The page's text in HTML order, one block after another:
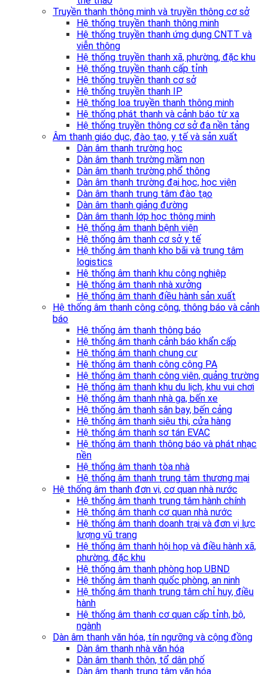
Truyền thanh thông minh và truyền thông cơ sở
Hệ thống truyền thanh thông minh
Hệ thống truyền thanh ứng dụng CNTT và
viễn thông
Hệ thống truyền thanh xã, phường, đặc khu
Hệ thống truyền thanh cấp tỉnh
Hệ thống truyền thanh cơ sở
Hệ thống truyền thanh IP
Hệ thống loa truyền thanh thông minh
Hệ thống phát thanh và cảnh báo từ xa
Hệ thống truyền thông cơ sở đa nền tảng
Âm thanh giáo dục, đào tạo, y tế và sản xuất
Dàn âm thanh trường học
Dàn âm thanh trường mầm non
Dàn âm thanh trường phổ thông
Dàn âm thanh trường đại học, học viện
Dàn âm thanh trung tâm đào tạo
Dàn âm thanh giảng đường
Dàn âm thanh lớp học thông minh
Hệ thống âm thanh bệnh viện
Hệ thống âm thanh cơ sở y tế
Hệ thống âm thanh kho bãi và trung tâm
logistics
Hệ thống âm thanh khu công nghiệp
Hệ thống âm thanh nhà xưởng
Hệ thống âm thanh điều hành sản xuất
Hệ thống âm thanh công cộng, thông báo và cảnh
báo
Hệ thống âm thanh thông báo
Hệ thống âm thanh cảnh báo khẩn cấp
Hệ thống âm thanh chung cư
Hệ thống âm thanh công cộng PA
Hệ thống âm thanh công viên, quảng trường
Hệ thống âm thanh khu du lịch, khu vui chơi
Hệ thống âm thanh nhà ga, bến xe
Hệ thống âm thanh sân bay, bến cảng
Hệ thống âm thanh siêu thị, cửa hàng
Hệ thống âm thanh sơ tán EVAC
Hệ thống âm thanh thông báo và phát nhạc
nền
Hệ thống âm thanh tòa nhà
Hệ thống âm thanh trung tâm thương mại
Hệ thống âm thanh đơn vị, cơ quan nhà nước
Hệ thống âm thanh trung tâm hành chính
Hệ thống âm thanh cơ quan nhà nước
Hệ thống âm thanh doanh trại và đơn vị lực
lượng vũ trang
Hệ thống âm thanh hội họp và điều hành xã,
phường, đặc khu
Hệ thống âm thanh phòng họp UBND
Hệ thống âm thanh quốc phòng, an ninh
Hệ thống âm thanh trung tâm chỉ huy, điều
hành
Hệ thống âm thanh cơ quan cấp tỉnh, bộ,
ngành
Dàn âm thanh văn hóa, tín ngưỡng và cộng đồng
Dàn âm thanh nhà văn hóa
Dàn âm thanh thôn, tổ dân phố
Dàn âm thanh trung tâm văn hóa